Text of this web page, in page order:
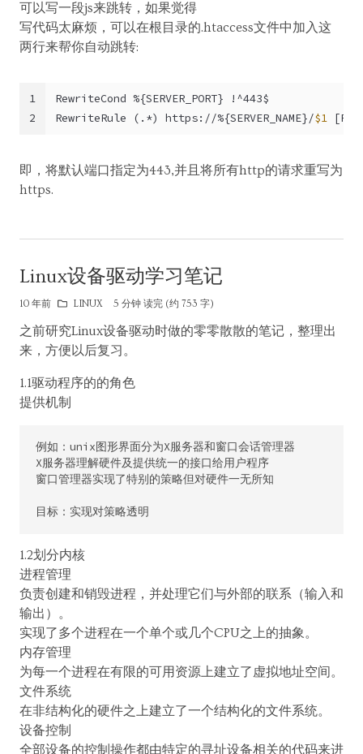
可以写一段js来跳转，如果觉得
写代码太麻烦，可以在根目录的.htaccess文件中加入这
两行来帮你自动跳转:
1
2
RewriteCond %{SERVER_PORT} !^443$
RewriteRule (.*) https://%{SERVER_NAME}/$1 [R]
即，将默认端口指定为443,并且将所有http的请求重写为
https.
Linux设备驱动学习笔记
10 年前 LINUX 5 分钟 读完 (约 753 字)
之前研究Linux设备驱动时做的零零散散的笔记，整理出
来，方便以后复习。
1.1驱动程序的的角色
提供机制
例如：unix图形界面分为X服务器和窗口会话管理器
X服务器理解硬件及提供统一的接口给用户程序
窗口管理器实现了特别的策略但对硬件一无所知
1.2划分内核
进程管理
负责创建和销毁进程，并处理它们与外部的联系（输入和
输出）。
实现了多个进程在一个单个或几个CPU之上的抽象。
内存管理
为每一个进程在有限的可用资源上建立了虚拟地址空间。
文件系统
在非结构化的硬件之上建立了一个结构化的文件系统。
设备控制
全部设备的控制操作都由特定的寻址设备相关的代码来进